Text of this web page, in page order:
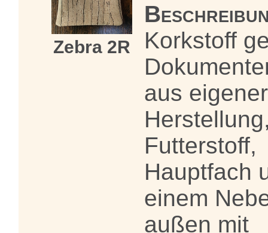
Zebra 2R
Korkstoff
aus eigener
Futterstoff,
Hauptfach
einem
außen mit